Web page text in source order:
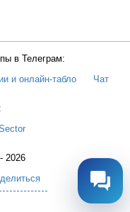
в Телеграм:
и онлайн-табло Чат
2026